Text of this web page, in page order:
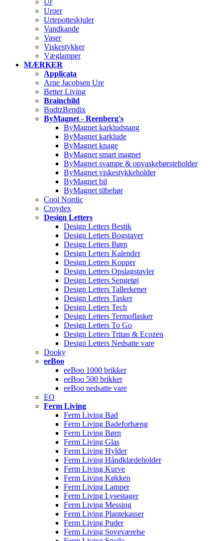
Ur
Uroer
Urtepotteskjuler
Vandkande
Vaser
Viskestykker
Væglamper
MÆRKER
Applicata
Arne Jacobsen Ure
Better Living
Brainchild
BudtzBendix
ByMagnet - Reenberg's
ByMagnet karkludstang
ByMagnet karklude
ByMagnet knage
ByMagnet smart magnet
ByMagnet svampe & opvaskebørsteholder
ByMagnet viskestykkeholder
ByMagnet bil
ByMagnet tilbehør
Cool Nordic
Croydex
Design Letters
Design Letters Bestik
Design Letters Bogstaver
Design Letters Børn
Design Letters Kalender
Design Letters Kopper
Design Letters Opslagstavler
Design Letters Sengetøj
Design Letters Tallerkener
Design Letters Tasker
Design Letters Tech
Design Letters Termoflasker
Design Letters To Go
Design Letters Tritan & Ecozen
Design Letters Nedsatte vare
Dooky
eeBoo
eeBoo 1000 brikker
eeBoo 500 brikker
eeBoo nedsatte vare
EO
Ferm Living
Ferm Living Bad
Ferm Living Badeforhæng
Ferm Living Børn
Ferm Living Glas
Ferm Living Hylder
Ferm Living Håndklædeholder
Ferm Living Kurve
Ferm Living Køkken
Ferm Living Lamper
Ferm Living Lysestager
Ferm Living Messing
Ferm Living Plantekasser
Ferm Living Puder
Ferm Living Soveværelse